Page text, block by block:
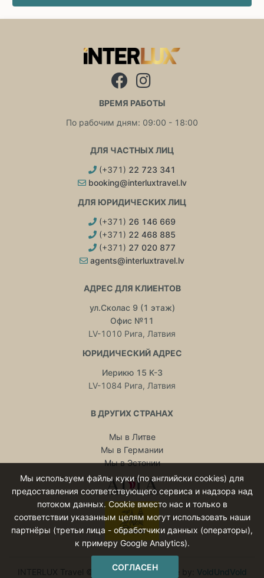
ВРЕМЯ РАБОТЫ
По рабочим дням: 09:00 - 18:00
ДЛЯ ЧАСТНЫХ ЛИЦ
(+371) 22 723 341
booking@interluxtravel.lv
ДЛЯ ЮРИДИЧЕСКИХ ЛИЦ
(+371) 26 146 669
(+371) 22 468 885
(+371) 27 020 877
agents@interluxtravel.lv
АДРЕС ДЛЯ КЛИЕНТОВ
ул.Сколас 9 (1 этаж)
Офис №11
LV-1010 Рига, Латвия
ЮРИДИЧЕСКИЙ АДРЕС
Иерикю 15 K-3
LV-1084 Рига, Латвия
В ДРУГИХ СТРАНАХ
Мы в Литве
Мы в Германии
Мы в Эстонии
INTERLUX Travel © 2015 - 2026 Website by: VoldUndVold
Мы используем файлы куки (по английски cookies) для
предоставления соответствующего сервиса и надзора над
потоком данных. Cookie вместо нас и только в
соответствии указанным целям могут использовать наши
партнёры (третьи лица - обработчики данных (операторы),
к примеру Google Analytics).
СОГЛАСЕН